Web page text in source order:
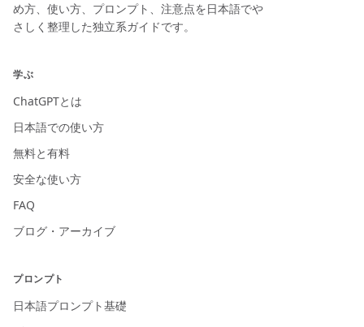
め方、使い方、プロンプト、注意点を日本語でや
さしく整理した独立系ガイドです。
学ぶ
ChatGPTとは
日本語での使い方
無料と有料
安全な使い方
FAQ
ブログ・アーカイブ
プロンプト
日本語プロンプト基礎